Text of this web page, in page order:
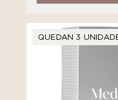
QUEDAN 3